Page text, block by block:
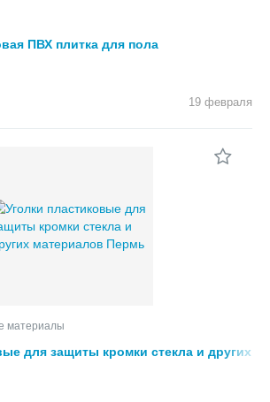
ПВХ плитка для пола
19 февраля
материалы
для защиты кромки стекла и других